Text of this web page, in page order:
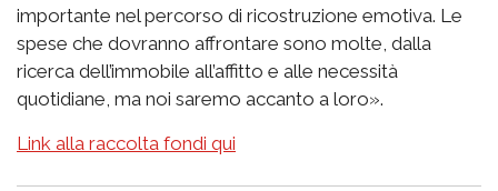
importante nel percorso di ricostruzione emotiva. Le
spese che dovranno affrontare sono molte, dalla
ricerca dell’immobile all’affitto e alle necessità
quotidiane, ma noi saremo accanto a loro».
Link alla raccolta fondi qui